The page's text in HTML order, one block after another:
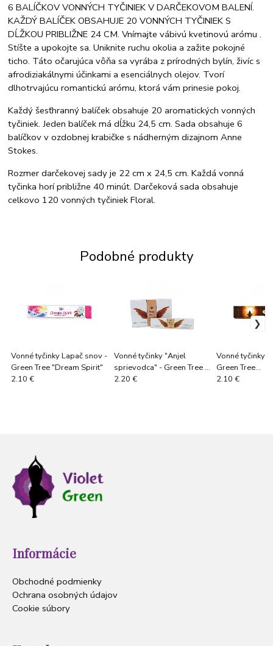
6 BALÍČKOV VONNÝCH TYČINIEK V DARČEKOVOM BALENÍ.
KAŽDÝ BALÍČEK OBSAHUJE 20 VONNÝCH TYČINIEK S
DĹŽKOU PRIBLIŽNE 24 CM. Vnímajte vábivú kvetinovú arómu .
Stíšte a upokojte sa. Uniknite ruchu okolia a zažite pokojné
ticho. Táto očarujúca vôňa sa vyrába z prírodných bylín, živíc s
afrodiziakálnymi účinkami a esenciálnych olejov. Tvorí
dlhotrvajúcu romantickú arómu, ktorá vám prinesie pokoj.
Každý šesťhranný balíček obsahuje 20 aromatických vonných
tyčiniek. Jeden balíček má dĺžku 24,5 cm. Sada obsahuje 6
balíčkov v ozdobnej krabičke s nádherným dizajnom Anne
Stokes.
Rozmer darčekovej sady je 22 cm x 24,5 cm. Každá vonná
tyčinka horí približne 40 minút. Darčeková sada obsahuje
celkovo 120 vonných tyčiniek Floral.
Podobné produkty
Vonné tyčinky Lapač snov -
Green Tree "Dream Spirit"
2.10 €
Vonné tyčinky "Anjel
sprievodca" - Green Tree "
Angel Guide"
2.20 €
Vonné tyčinky
Green Tree
2.10 €
Informácie
Obchodné podmienky
Ochrana osobných údajov
Cookie súbory